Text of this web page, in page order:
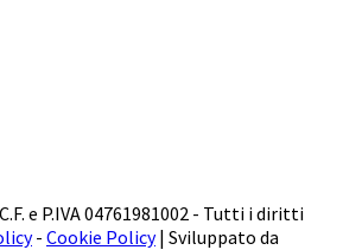
e P.IVA 04761981002 - Tutti i diritti
- Cookie Policy| Sviluppato da